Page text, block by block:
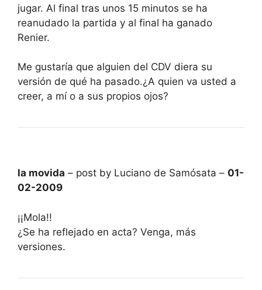
jugar. Al final tras unos 15 minutos se ha
reanudado la partida y al final ha ganado
Renier.
Me gustaría que alguien del CDV diera su
versión de qué ha pasado.¿A quien va usted a
creer, a mí o a sus propios ojos?
la movida – post by Luciano de Samósata – 01-
02-2009
¡¡Mola!!
¿Se ha reflejado en acta? Venga, más
versiones.